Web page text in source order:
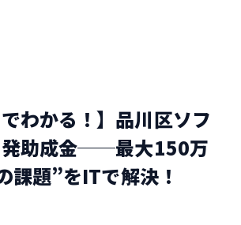
でわかる！】品川区ソフ
発助成金──最大150万
課題”をITで解決！